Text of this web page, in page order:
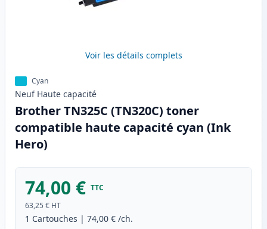
Voir les détails complets
Cyan
Neuf Haute capacité
Brother TN325C (TN320C) toner
compatible haute capacité cyan (Ink
Hero)
74,00 € TTC
63,25 € HT
1 Cartouches | 74,00 € /ch.